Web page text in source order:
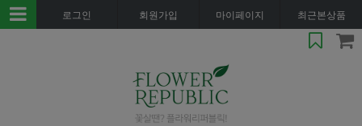
로그인 회원가입 마이페이지 최근본상품